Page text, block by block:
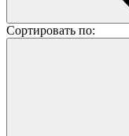
Сортировать по: